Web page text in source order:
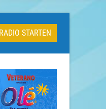
RADIO STARTEN